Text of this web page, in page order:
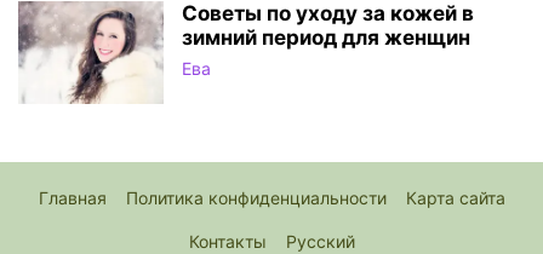
Советы по уходу за кожей в
зимний период для женщин
Ева
Главная Политика конфиденциальности Карта сайта
Контакты Русский